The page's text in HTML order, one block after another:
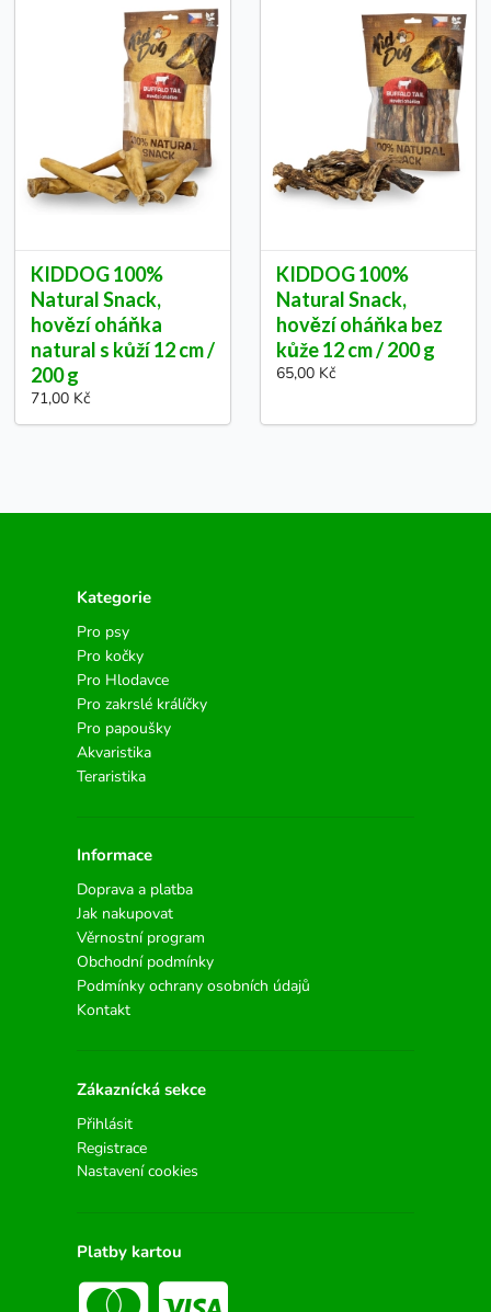
KIDDOG 100%
Natural Snack,
hovězí oháňka
natural s kůží 12 cm /
200 g
71,00 Kč
KIDDOG 100%
Natural Snack,
hovězí oháňka bez
kůže 12 cm / 200 g
65,00 Kč
Kategorie
Pro psy
Pro kočky
Pro Hlodavce
Pro zakrslé králíčky
Pro papoušky
Akvaristika
Teraristika
Informace
Doprava a platba
Jak nakupovat
Věrnostní program
Obchodní podmínky
Podmínky ochrany osobních údajů
Kontakt
Zákaznícká sekce
Přihlásit
Registrace
Nastavení cookies
Platby kartou